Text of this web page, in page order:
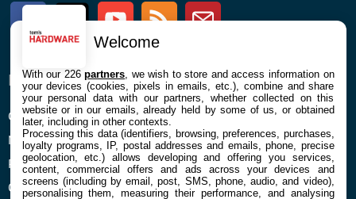
FacebookTwitter Youtube RSS Newsletter
ENTREPRISE
Confidentialité et Cookies
Mentions légales et CGU
Préférences Cookies
Qui sommes nous
À PROPOS
Contact
Welcome
With our 226partners , we wish to store and access information on
your devices (cookies, pixels in emails, etc.), combine and share
your personal data with our partners, whether collected on this
website or in our emails, already held by some of us, or obtained
later, including in other contexts.
Processing this data (identifiers, browsing, preferences, purchases,
loyalty programs, IP, postal addresses and emails, phone, precise
geolocation, etc.) allows developing and offering you services,
content, commercial offers and ads across your devices and
screens (including by email, post, SMS, phone, audio, and video),
personalising them, measuring their performance, and analysing